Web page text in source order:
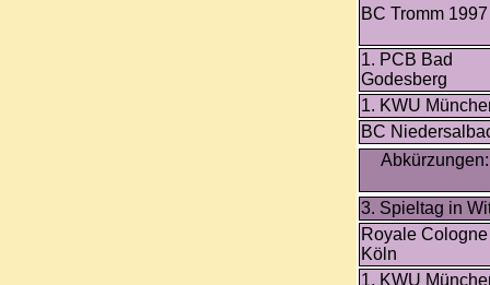
BC Tromm 1997
1. PCB Bad
Godesberg
1. KWU
BC
3. Spieltag in
Royale Cologne
Köln
1. KWU